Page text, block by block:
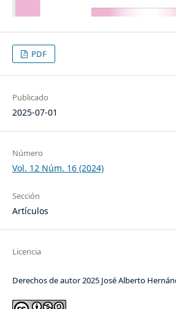
PDF
Publicado
2025-07-01
Número
Vol. 12 Núm. 16 (2024)
Sección
Artículos
Licencia
Derechos de autor 2025 José Alberto